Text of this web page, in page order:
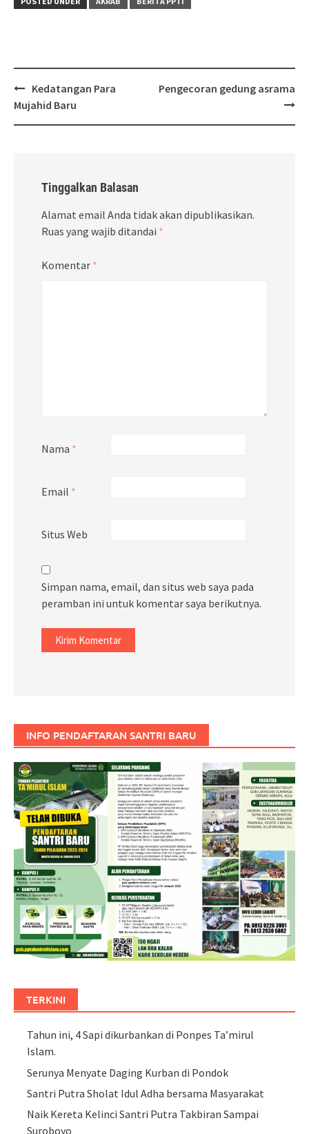
Post
navigation
Kedatangan Para
Mujahid Baru
Pengecoran gedung asrama
Tinggalkan Balasan
Alamat email Anda tidak akan dipublikasikan.
Ruas yang wajib ditandai *
Komentar *
Nama *
Email *
Situs Web
Simpan nama, email, dan situs web saya pada
peramban ini untuk komentar saya berikutnya.
INFO PENDAFTARAN SANTRI BARU
TERKINI
Tahun ini, 4 Sapi dikurbankan di Ponpes Ta’mirul
Islam.
Serunya Menyate Daging Kurban di Pondok
Santri Putra Sholat Idul Adha bersama Masyarakat
Naik Kereta Kelinci Santri Putra Takbiran Sampai
Suroboyo